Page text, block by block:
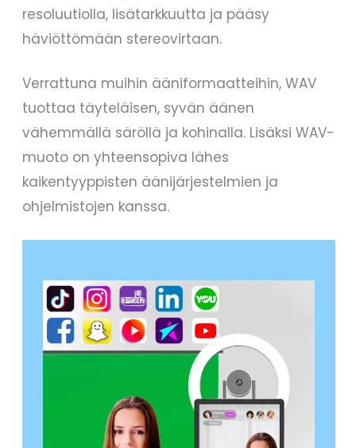
resoluutiolla, lisätarkkuutta ja pääsy
häviöttömään stereovirtaan.
Verrattuna muihin ääniformaatteihin, WAV
tuottaa täyteläisen, syvän äänen
vähemmällä säröllä ja kohinalla. Lisäksi WAV-
muoto on yhteensopiva lähes
kaikentyyppisten äänijärjestelmien ja
ohjelmistojen kanssa.